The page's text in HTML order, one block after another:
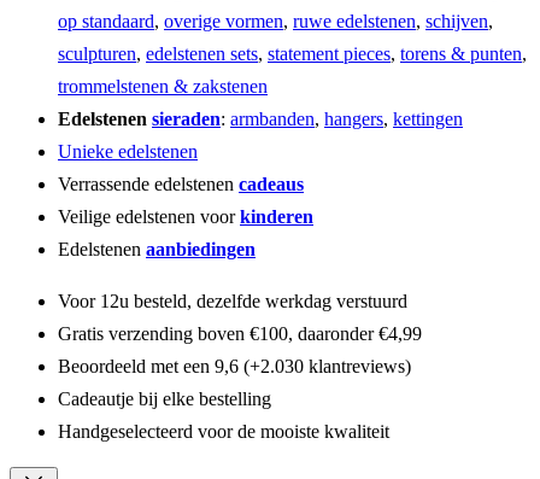
op standaard, overige vormen, ruwe edelstenen, schijven,
sculpturen, edelstenen sets, statement pieces, torens & punten,
trommelstenen & zakstenen
Edelstenen sieraden: armbanden, hangers, kettingen
Unieke edelstenen
Verrassende edelstenen cadeaus
Veilige edelstenen voorkinderen
Edelstenen aanbiedingen
Voor 12u besteld, dezelfde werkdag verstuurd
Gratis verzending boven €100, daaronder €4,99
Beoordeeld met een 9,6 (+2.030 klantreviews)
Cadeautje bij elke bestelling
Handgeselecteerd voor de mooiste kwaliteit